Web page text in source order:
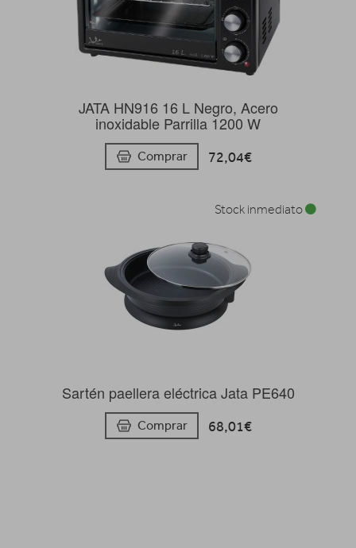
JATA HN916 16 L Negro, Acero
inoxidable Parrilla 1200 W
Comprar 72,04€
Sartén paellera eléctrica Jata PE640
Comprar 68,01€
Stock inmediato